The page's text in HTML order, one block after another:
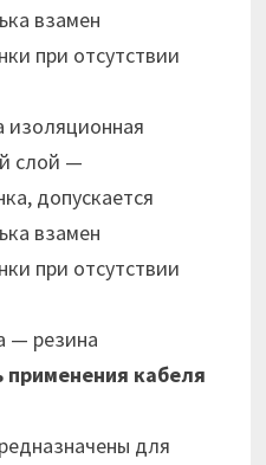
взамен
при отсутствии
изоляционная
слой —
допускается
взамен
при отсутствии
— резина
применения кабеля
для